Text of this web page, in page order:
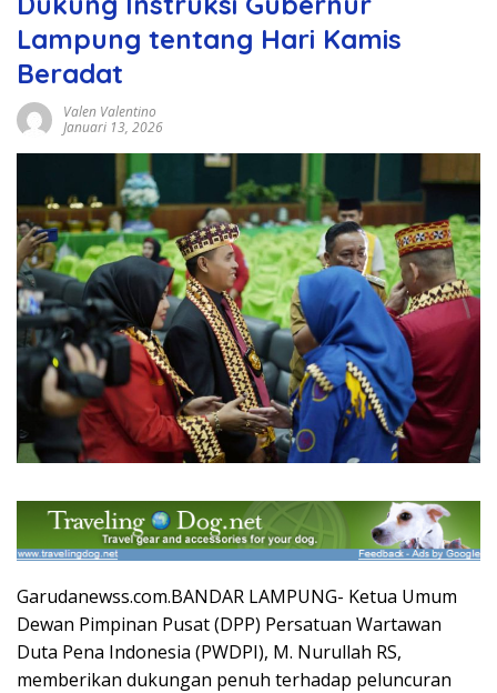
Lampung tentang Hari Kamis
Beradat
Valen Valentino
Januari 13, 2026
Garudanewss.com.BANDAR LAMPUNG- Ketua Umum
Dewan Pimpinan Pusat (DPP) Persatuan Wartawan
Duta Pena Indonesia (PWDPI), M. Nurullah RS,
memberikan dukungan penuh terhadap peluncuran